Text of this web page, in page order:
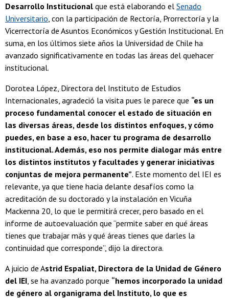
Desarrollo Institucional que está elaborando el Senado
Universitario , con la participación de Rectoría, Prorrectoría y la
Vicerrectoría de Asuntos Económicos y Gestión Institucional. En
suma, en los últimos siete años la Universidad de Chile ha
avanzado significativamente en todas las áreas del quehacer
institucional.
Dorotea López, Directora del Instituto de Estudios
Internacionales, agradeció la visita pues le parece que “es un
proceso fundamental conocer el estado de situación en
las diversas áreas, desde los distintos enfoques, y cómo
puedes, en base a eso, hacer tu programa de desarrollo
institucional. Además, eso nos permite dialogar más entre
los distintos institutos y facultades y generar iniciativas
conjuntas de mejora permanente”. Este momento del IEI es
relevante, ya que tiene hacia delante desafíos como la
acreditación de su doctorado y la instalación en Vicuña
Mackenna 20, lo que le permitirá crecer, pero basado en el
informe de autoevaluación que “permite saber en qué áreas
tienes que trabajar más y qué áreas tienes que darles la
continuidad que corresponde”, dijo la directora.
A juicio de Astrid Espaliat, Directora de la Unidad de Género
del IEI , se ha avanzado porque “hemos incorporado la unidad
de género al organigrama del Instituto, lo que es